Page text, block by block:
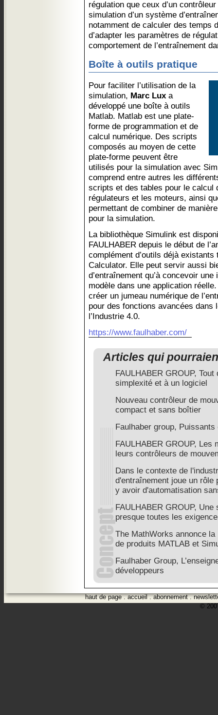
régulation que ceux d’un
simulation d’un système
notamment de calculer des temps
d’adapter les paramètres de
comportement de l’entraînement
Boîte à outils pratique
Pour faciliter l’utilisation de la
simulation, Marc Lux a
développé une boîte à outils
Matlab. Matlab est une plate-
forme de programmation et de
calcul numérique. Des scripts
composés au moyen de cette
plate-forme peuvent être
utilisés pour la simulation avec
comprend entre autres les
scripts et des tables pour le calcul
régulateurs et les moteurs, ainsi
permettant de combiner de
pour la simulation.
La bibliothèque Simulink est
FAULHABER depuis le début de
complément d’outils déjà
Calculator. Elle peut servir aussi
d’entraînement qu’à concevoir
modèle dans une application
créer un jumeau numérique de
pour des fonctions avancées dans
l’Industrie 4.0.
https://www.faulhaber.com/
Articles qui
FAULHABER GROUP,
simplexité et à un logiciel
Nouveau contrôleur de
compact et sans boîtier
Faulhaber group,
FAULHABER GROUP,
leurs contrôleurs de
Dans le contexte de
d'entraînement joue un rôle
y avoir d'automatisation
FAULHABER GROUP, Une
presque toutes les
The MathWorks annonce
de produits MATLAB et
Faulhaber Group,
développeurs
haut de page.accueil.abonnement.
©